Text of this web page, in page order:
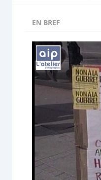
EN BREF